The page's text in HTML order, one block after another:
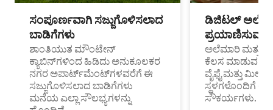
ಸಂಪೂರ್ಣವಾಗಿ ಸಜ್ಜುಗೊಳಿಸಲಾದ
ಬಾಡಿಗೆಗಳು
ಶಾಂತಿಯುತ ಮೌಂಟೇನ್
ಕ್ಯಾಬಿನ್‌ಗಳಿಂದ ಹಿಡಿದು ಅನುಕೂಲಕರ
ನಗರ ಅಪಾರ್ಟ್‌ಮೆಂಟ್‌ಗಳವರೆಗೆ ಈ
ಸಜ್ಜುಗೊಳಿಸಲಾದ ಬಾಡಿಗೆಗಳು
ಮನೆಯ ಎಲ್ಲಾ ಸೌಲಭ್ಯಗಳನ್ನು
ಡಿಜಿಟಲ್
ಪ್ರಯಾಣಿಸುವ
ಅಲೆಮಾರಿ ಮತ್ತು
ಕೆಲಸ ಮಾಡುವ
ವೈಫೈ ಮತ್ತು
ಸ್ಥಳಗಳೊಂದಿಗೆ
ಸೌಕರ್ಯಗಳು.